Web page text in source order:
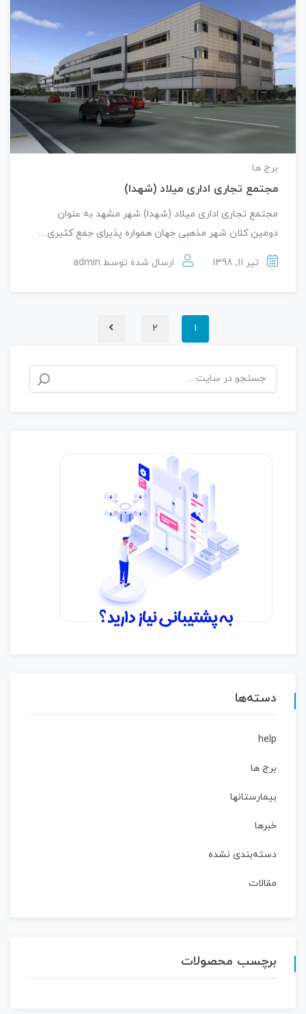
برج ها
مجتمع تجاری اداری میلاد (شهدا)
مجتمع تجاری اداری میلاد (شهدا) شهر مشهد به عنوان
دومین کلان شهر مذهبی جهان همواره پذیرای جمع کثیری…
تیر 11, 1398 ارسال شده توسط admin
1
2
دسته‌ها
help
برج ها
بیمارستانها
خبرها
دسته‌بندی نشده
مقالات
برچسب محصولات